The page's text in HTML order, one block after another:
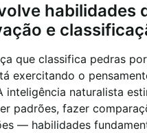
habilidades
e
que classifica pedras
exercitando o
inteligência naturalista
padrões, fazer
— habilidades